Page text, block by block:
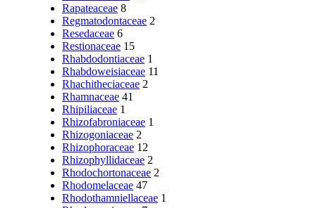
Rapateaceae 8
Regmatodontaceae 2
Resedaceae 6
Restionaceae 15
Rhabdodontiaceae 1
Rhabdoweisiaceae 11
Rhachitheciaceae 2
Rhamnaceae 41
Rhipiliaceae 1
Rhizofabroniaceae 1
Rhizogoniaceae 2
Rhizophoraceae 12
Rhizophyllidaceae 2
Rhodochortonaceae 2
Rhodomelaceae 47
Rhodothamniellaceae 1